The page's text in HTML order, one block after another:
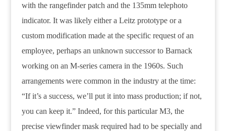
with the rangefinder patch and the 135mm telephoto
indicator. It was likely either a Leitz prototype or a
custom modification made at the specific request of an
employee, perhaps an unknown successor to Barnack
working on an M-series camera in the 1960s. Such
arrangements were common in the industry at the time:
“If it’s a success, we’ll put it into mass production; if not,
you can keep it.” Indeed, for this particular M3, the
precise viewfinder mask required had to be specially and